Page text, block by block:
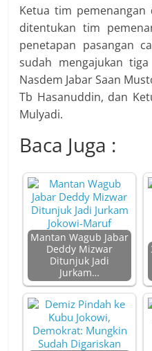
Ketua tim pemenangan
ditentukan tim
penetapan pasangan
sudah mengajukan
Nasdem Jabar Saan
Tb Hasanuddin, dan
Mulyadi.
Baca Juga :
Mantan Wagub Jabar
Deddy Mizwar
Ditunjuk Jadi
Jurkam…